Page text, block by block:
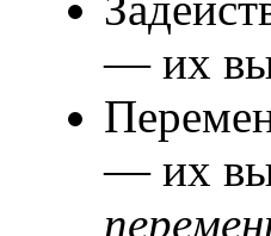
— их
— их